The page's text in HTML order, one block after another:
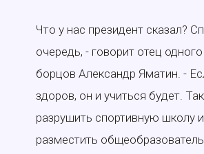
Что у нас президент сказал?
очередь, - говорит отец
борцов Александр Яматин. -
здоров, он и учиться будет.
разрушить спортивную школу
разместить